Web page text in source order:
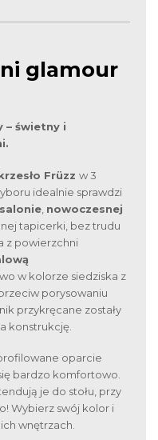
glamour
– świetny i
Früzz w 3
idealnie sprawdzi
salonie nowoczesnej
tapicerki, bez trudu
z powierzchni
w kolorze siedziska z
porysowaniu
przykręcane zostały
konstrukcję.
oparcie
bardzo komfortowo.
je do stołu, przy
Wybierz swój kolor i
wnętrzach.